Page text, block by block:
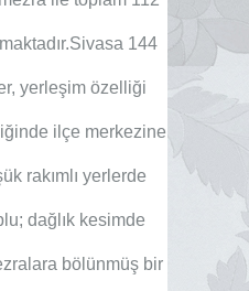
144
yerleşim özelliği
ilçe merkezine
rakımlı yerlerde
dağlık kesimde
bölünmüş bir